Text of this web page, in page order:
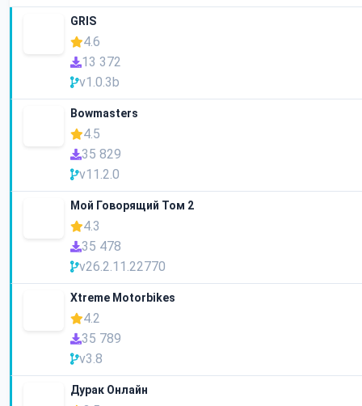
GRIS
4.6
13 372
v1.0.3b
Bowmasters
4.5
35 829
v11.2.0
Мой Говорящий Том 2
4.3
35 478
v26.2.11.22770
Xtreme Motorbikes
4.2
35 789
v3.8
Дурак Онлайн